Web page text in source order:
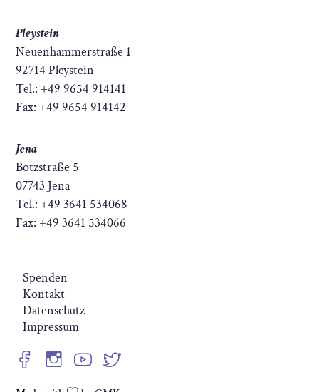
Pleystein
Neuenhammerstraße 1
92714 Pleystein
Tel.: +49 9654 914141
Fax: +49 9654 914142
Jena
Botzstraße 5
07743 Jena
Tel.: +49 3641 534068
Fax: +49 3641 534066
Spenden
Kontakt
Datenschutz
Impressum